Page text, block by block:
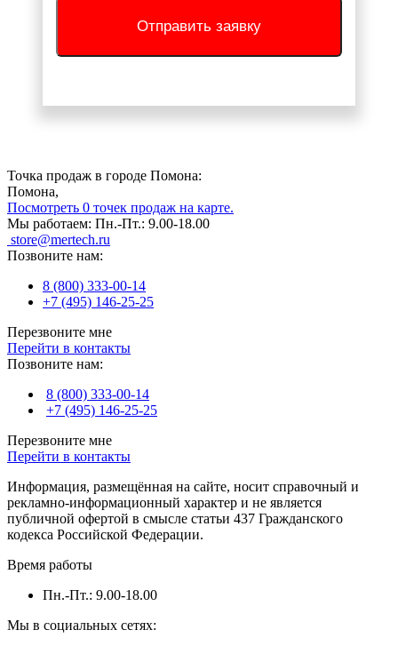
Отправить заявку
Точка продаж в городе Помона:
Помона,
Посмотреть 0 точек продаж на карте.
Мы работаем: Пн.-Пт.: 9.00-18.00
store@mertech.ru
Позвоните нам:
8 (800) 333-00-14
+7 (495) 146-25-25
Перезвоните мне
Перейти в контакты
Позвоните нам:
8 (800) 333-00-14
+7 (495) 146-25-25
Перезвоните мне
Перейти в контакты
Информация, размещённая на сайте, носит справочный и
рекламно-информационный характер и не является
публичной офертой в смысле статьи 437 Гражданского
кодекса Российской Федерации.
Время работы
Пн.-Пт.: 9.00-18.00
Мы в социальных сетях: